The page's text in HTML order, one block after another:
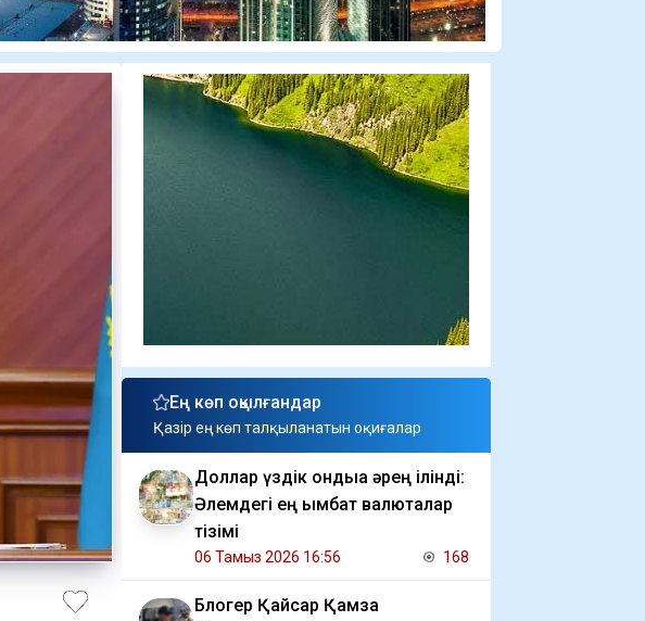
Ең көп оқылғандар
Қазір ең көп талқыланатын оқиғалар
Доллар үздік ондыққа әрең ілінді:
Әлемдегі ең қымбат валюталар
тізімі
06 Тамыз 2026 16:56 168
Блогер Қайсар Қамза